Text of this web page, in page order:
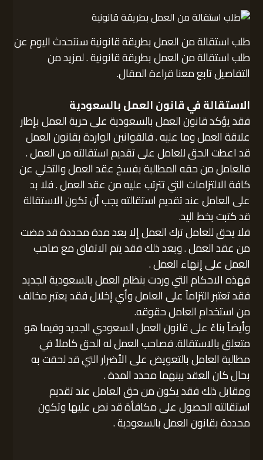
طلب استقالة من العمل بطريقة قانونية سنتحدث اليوم عن
طلب استقالة من العمل بطريقة قانونية . لمزيد من
التفاصيل تابع معنا قراءة المقال.
الاستقالة في قانون العمل بالسعودية
فقد يؤكد قانون العمل بالسعودية على حرية العمل بإطار
علاقة العمل وما عليه . فالقوانين الواردة بقانون العمل
قد اعطت الحق للعامل على تقديم استقالته من العمل .
فالعامل من حقه المطالبة بفسخ عقد العمل والتخلي عن
كافة الالتزامات التي تترتب عليه من عقد العمل . فلا بد
على العامل عند تقديم استقالته يجب أن تكون الاستقالة
قد كتبت بخط اليد.
فلا يحق للعامل ترك العمل إلا بعد مدة محددة قد مضت
من عقد العمل . وبعد ذلك فقد يتم الاتفاق مع صاحب
العمل على إنهاء العمل .
فهذه الاحكام التي وردت بنظام العمل بالسعودية الجديد
فقد تعتبر التزاماً على العامل وأي إخلال فقد يعتبر مخالف
من استخدام العامل حقوقه.
وأيضاً بناءً على قانون العمل السعودي الجديد وفيما هو
متعلق بالاستقالة. فصاحب العمل له الحق كاملاً في
مطالبة العامل بالتعويض على الأضرار التي قد لحقت به
بحال كان العقد بينهما محدد المدة .
ومقابل ذلك فقد يكون من حق العامل عند تقديم
استقالته الحصول على مكافأة قد نص عليها وتكون
محددة بقانون العمل بالسعودية .